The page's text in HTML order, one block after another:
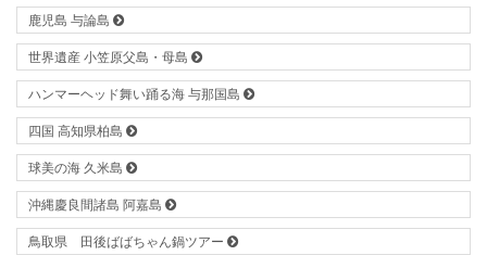
鹿児島 与論島
世界遺産 小笠原父島・母島
ハンマーヘッド舞い踊る海 与那国島
四国 高知県柏島
球美の海 久米島
沖縄慶良間諸島 阿嘉島
鳥取県 田後ばばちゃん鍋ツアー